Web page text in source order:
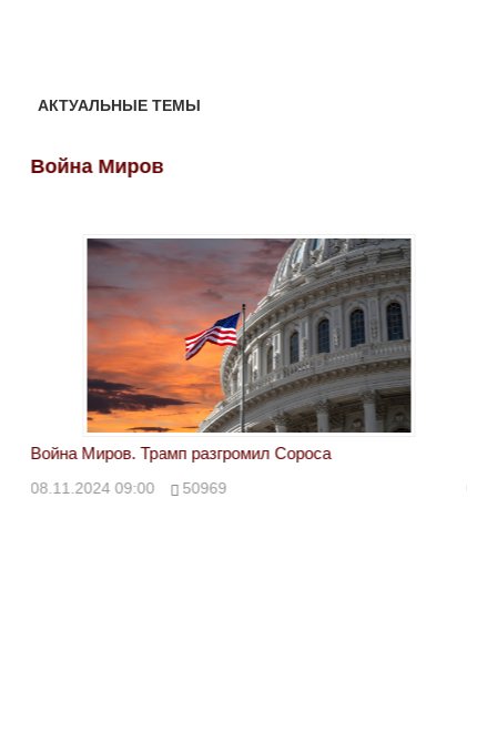
АКТУАЛЬНЫЕ ТЕМЫ
Война Миров
Война Миров. Трамп разгромил Сороса
08.11.2024 09:00 50969